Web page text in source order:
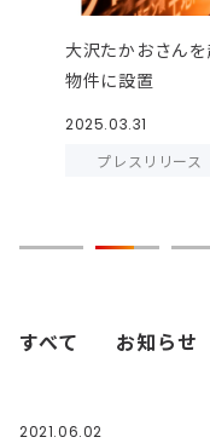
大沢たかおさん
物件に設置
2025.03.31
プレスリリース
すべて お知らせ
2021.06.02